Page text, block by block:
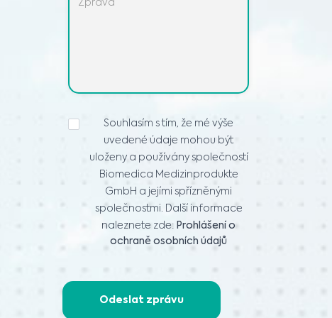
PROHLÁŠENÍ
O
OCHRANĚ
OSOBNÍCH
ÚDAJŮ*
Souhlasím s tím, že mé výše
uvedené údaje mohou být
uloženy a používány společností
Biomedica Medizinprodukte
GmbH a jejími spřízněnými
společnostmi. Další informace
naleznete zde: Prohlášení o
ochraně osobních údajů
Odeslat zprávu